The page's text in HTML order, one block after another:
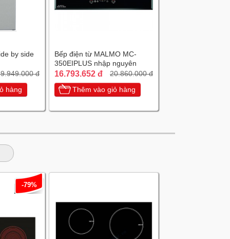
by side
đ
hàng
Bếp điện từ MALMO MC-
350EIPLUS nhập nguyên
chiếc Tây Ban Nha
16.793.652 đ 20.860.000 đ
Thêm vào giỏ hàng
-79%